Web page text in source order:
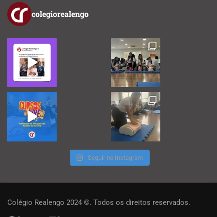
colegiorealengo
Seguir no Instagram
Colégio Realengo 2024 ©. Todos os direitos reservados.